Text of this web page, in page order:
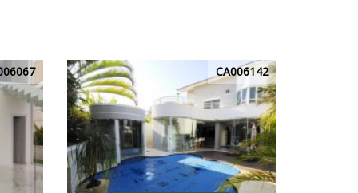
CA006142